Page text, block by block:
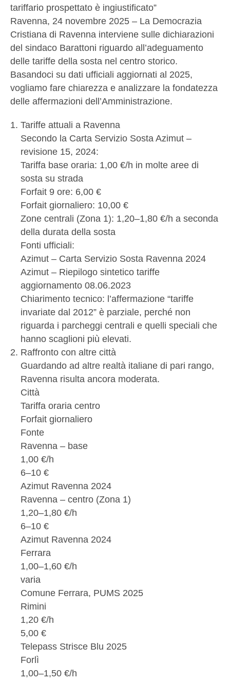
tariffario prospettato è ingiustificato”
Ravenna, 24 novembre 2025 – La Democrazia
Cristiana di Ravenna interviene sulle dichiarazioni
del sindaco Barattoni riguardo all’adeguamento
delle tariffe della sosta nel centro storico.
Basandoci su dati ufficiali aggiornati al 2025,
vogliamo fare chiarezza e analizzare la fondatezza
delle affermazioni dell’Amministrazione.
Tariffe attuali a Ravenna
Secondo la Carta Servizio Sosta Azimut –
revisione 15, 2024:
Tariffa base oraria: 1,00 €/h in molte aree di
sosta su strada
Forfait 9 ore: 6,00 €
Forfait giornaliero: 10,00 €
Zone centrali (Zona 1): 1,20–1,80 €/h a seconda
della durata della sosta
Fonti ufficiali:
Azimut – Carta Servizio Sosta Ravenna 2024
Azimut – Riepilogo sintetico tariffe
aggiornamento 08.06.2023
Chiarimento tecnico: l’affermazione “tariffe
invariate dal 2012” è parziale, perché non
riguarda i parcheggi centrali e quelli speciali che
hanno scaglioni più elevati.
Raffronto con altre città
Guardando ad altre realtà italiane di pari rango,
Ravenna risulta ancora moderata.
Città
Tariffa oraria centro
Forfait giornaliero
Fonte
Ravenna – base
1,00 €/h
6–10 €
Azimut Ravenna 2024
Ravenna – centro (Zona 1)
1,20–1,80 €/h
6–10 €
Azimut Ravenna 2024
Ferrara
1,00–1,60 €/h
varia
Comune Ferrara, PUMS 2025
Rimini
1,20 €/h
5,00 €
Telepass Strisce Blu 2025
Forlì
1,00–1,50 €/h